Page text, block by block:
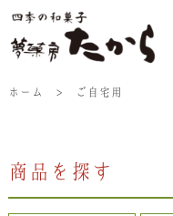
たからの和菓子
ホーム > ご自宅用
商品を探す